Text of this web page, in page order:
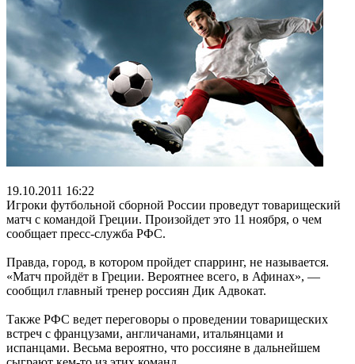
19.10.2011 16:22
Игроки футбольной сборной России проведут товарищеский
матч с командой Греции. Произойдет это 11 ноября, о чем
сообщает пресс-служба РФС.
Правда, город, в котором пройдет спарринг, не называется.
«Матч пройдёт в Греции. Вероятнее всего, в Афинах», —
сообщил главный тренер россиян Дик Адвокат.
Также РФС ведет переговоры о проведении товарищеских
встреч с французами, англичанами, итальянцами и
испанцами. Весьма вероятно, что россияне в дальнейшем